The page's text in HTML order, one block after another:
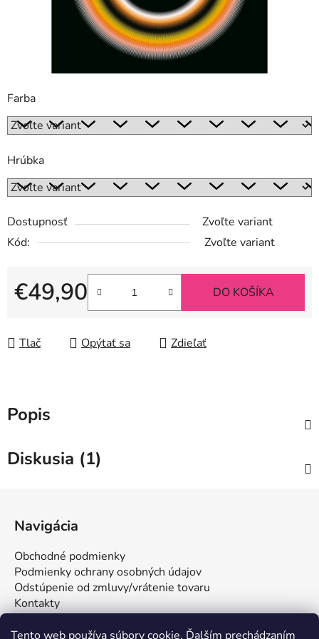
Tento web používa súbory cookie. Ďalším prechádzaním
Farba
Hrúbka
Dostupnosť
Zvoľte variant
Kód:
Zvoľte variant
€49,90
Jednotková cena:
DO KOŠÍKA
Tlač Opýtať sa Zdieľať
Popis
Diskusia (1)
e
Navigácia
Obchodné podmienky
Podmienky ochrany osobných údajov
Odstúpenie od zmluvy/vrátenie tovaru
Kontakty